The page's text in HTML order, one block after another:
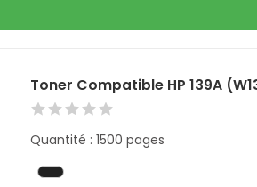
Toner Compatible HP 139A
Quantité : 1500 pages